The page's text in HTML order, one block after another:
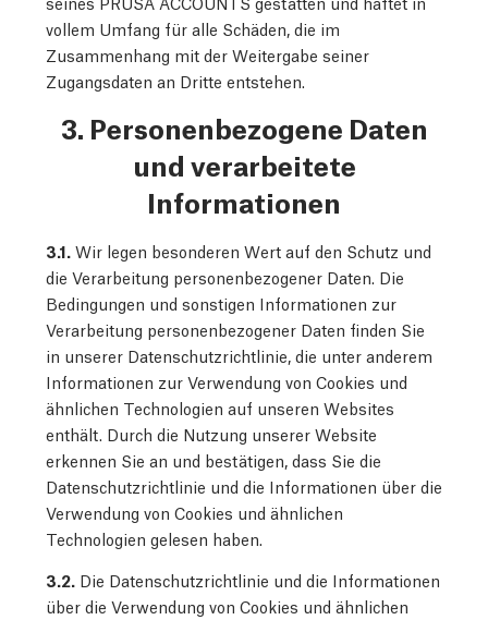
vollem Umfang für alle Schäden, die im
Zusammenhang mit der Weitergabe seiner
Zugangsdaten an Dritte entstehen.
3. Personenbezogene Daten
und verarbeitete
Informationen
3.1. Wir legen besonderen Wert auf den Schutz und
die Verarbeitung personenbezogener Daten. Die
Bedingungen und sonstigen Informationen zur
Verarbeitung personenbezogener Daten finden Sie
in unserer Datenschutzrichtlinie, die unter anderem
Informationen zur Verwendung von Cookies und
ähnlichen Technologien auf unseren Websites
enthält. Durch die Nutzung unserer Website
erkennen Sie an und bestätigen, dass Sie die
Datenschutzrichtlinie und die Informationen über die
Verwendung von Cookies und ähnlichen
Technologien gelesen haben.
3.2. Die Datenschutzrichtlinie und die Informationen
über die Verwendung von Cookies und ähnlichen